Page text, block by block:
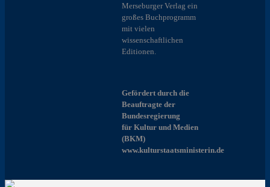
Merseburger Verlag ein
großes Buchprogramm
mit vielen
wissenschaftlichen
Editionen.
Gefördert durch die
Beauftragte der
Bundesregierung
für Kultur und Medien
(BKM)
www.kulturstaatsministerin.de